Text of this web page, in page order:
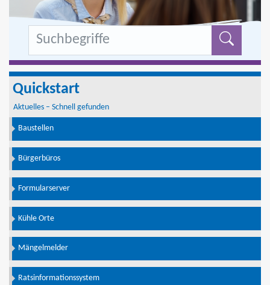
Quickstart
Aktuelles – Schnell gefunden
Baustellen
Bürgerbüros
Formularserver
Kühle Orte
Mängelmelder
Ratsinformationssystem